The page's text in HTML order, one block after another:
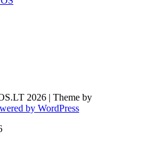
2026 | Theme by
by WordPress